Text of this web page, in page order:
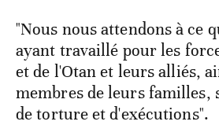
"Nous nous attendons à ce
ayant travaillé pour les
et de l'Otan et leurs alliés,
membres de leurs familles,
de torture et d'exécutions".